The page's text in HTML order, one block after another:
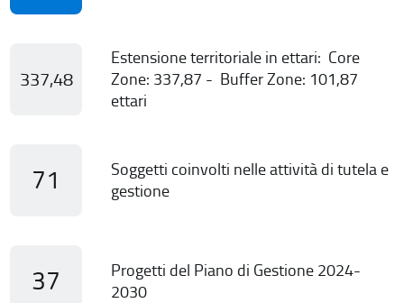
337,48
Estensione territoriale in ettari: Core
Zone: 337,87 - Buffer Zone: 101,87
ettari
71
Soggetti coinvolti nelle attività di tutela e
gestione
37
Progetti del Piano di Gestione 2024-
2030